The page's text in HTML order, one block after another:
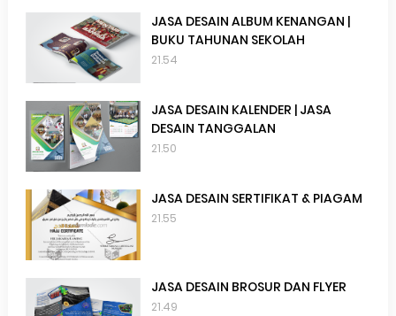
JASA DESAIN ALBUM KENANGAN |
BUKU TAHUNAN SEKOLAH
21.54
JASA DESAIN KALENDER | JASA
DESAIN TANGGALAN
21.50
JASA DESAIN SERTIFIKAT & PIAGAM
21.55
JASA DESAIN BROSUR DAN FLYER
21.49